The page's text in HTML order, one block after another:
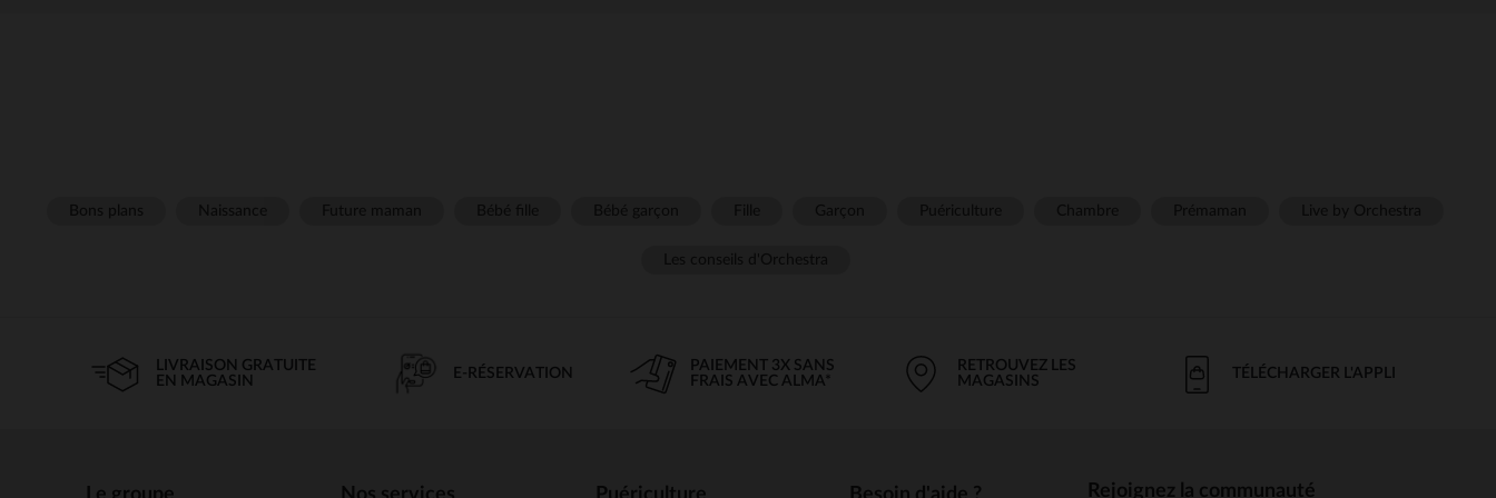
LIVRAISON GRATUITE
EN MAGASIN
E-RÉSERVATION
PAIEMENT 3X SANS
FRAIS AVEC ALMA*
RETROUVEZ LES
MAGASINS
TÉLÉCHARGER L'APPLI
Rejoignez la communauté